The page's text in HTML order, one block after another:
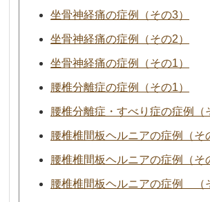
坐骨神経痛の症例（その3）
坐骨神経痛の症例（その2）
坐骨神経痛の症例（その1）
腰椎分離症の症例（その1）
腰椎分離症・すべり症の症例（
腰椎椎間板ヘルニアの症例（そ
腰椎椎間板ヘルニアの症例（そ
腰椎椎間板ヘルニアの症例 （